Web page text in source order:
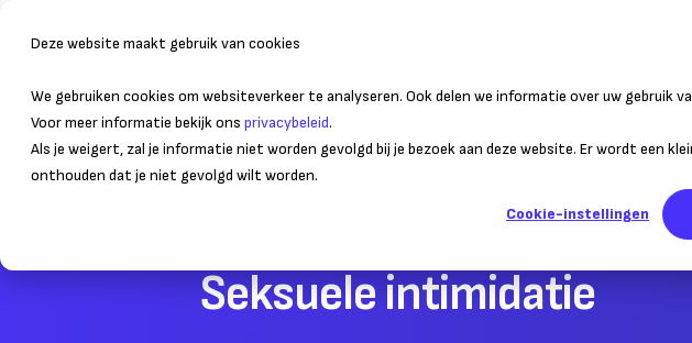
Deze website maakt gebruik van cookies
We gebruiken cookies om websiteverkeer te analyseren. Ook delen we informatie over uw gebruik
Voor meer informatie bekijk ons privacybeleid.
Als je weigert, zal je informatie niet worden gevolgd bij je bezoek aan deze website. Er wordt een
onthouden dat je niet gevolgd wilt worden.
Cookie-instellingen
Bedrijfsvoering Duurzaam
Seksuele intimidatie